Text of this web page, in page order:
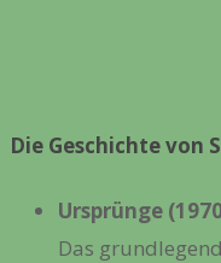
Die Geschichte von
Ursprünge
Das